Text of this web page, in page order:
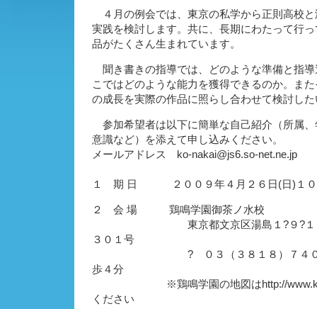
４月の例会では、東京の私学から正則高校
実践を検討します。共に、長期にわたって行
品がたくさん生まれています。
聞き書きの指導では、どのような準備と指
こではどのような能力を獲得できるのか。ま
の成長を実際の作品に照らし合わせて検討し
参加希望者は以下に簡単な自己紹介（所属
意識など）を添えて申し込みください。
メールアドレス ko-nakai@js6.so-net.ne.jp
１ 期 日 ２００９年４月２６日(日)１０
２ 会 場 鶏鳴学園御茶ノ水校
東京都文京区湯島１?９?１４
３０１号
? ０３（３８１８）７４０５
歩４分
※鶏鳴学園の地図はhttp://
ください